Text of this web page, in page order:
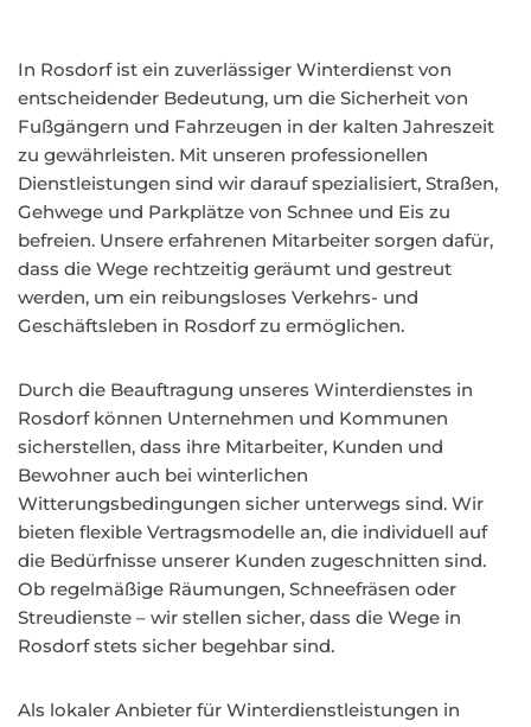
In Rosdorf ist ein zuverlässiger Winterdienst von
entscheidender Bedeutung, um die Sicherheit von
Fußgängern und Fahrzeugen in der kalten Jahreszeit
zu gewährleisten. Mit unseren professionellen
Dienstleistungen sind wir darauf spezialisiert, Straßen,
Gehwege und Parkplätze von Schnee und Eis zu
befreien. Unsere erfahrenen Mitarbeiter sorgen dafür,
dass die Wege rechtzeitig geräumt und gestreut
werden, um ein reibungsloses Verkehrs- und
Geschäftsleben in Rosdorf zu ermöglichen.
Durch die Beauftragung unseres Winterdienstes in
Rosdorf können Unternehmen und Kommunen
sicherstellen, dass ihre Mitarbeiter, Kunden und
Bewohner auch bei winterlichen
Witterungsbedingungen sicher unterwegs sind. Wir
bieten flexible Vertragsmodelle an, die individuell auf
die Bedürfnisse unserer Kunden zugeschnitten sind.
Ob regelmäßige Räumungen, Schneefräsen oder
Streudienste – wir stellen sicher, dass die Wege in
Rosdorf stets sicher begehbar sind.
Als lokaler Anbieter für Winterdienstleistungen in